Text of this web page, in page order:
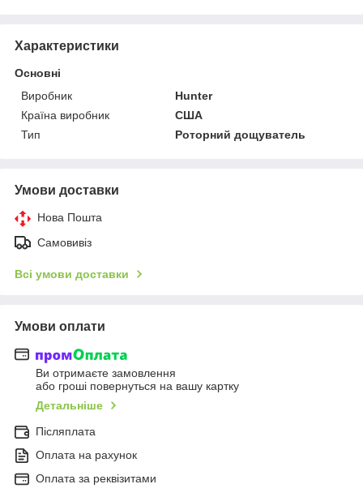
Характеристики
Основні
Виробник
Hunter
Країна виробник
США
Тип
Роторний дощуватель
Умови доставки
Нова Пошта
Самовивіз
Всі умови доставки
Умови оплати
Ви отримаєте замовлення
або гроші повернуться на вашу картку
Детальніше
Післяплата
Оплата на рахунок
Оплата за реквізитами